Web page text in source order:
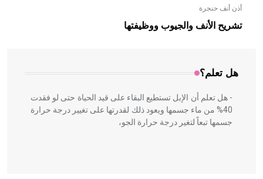
أذن أنف حنجرة
تشريح الأنف والجيوب ووظيفتها
هل تعلم؟
- هل تعلم أن الأبلق نوع من الفنون الهندسية التي ارتبطت
بالعمارة الإسلامية في بلاد الشام ومصر خاصة، حيث يحرص
المعمار على بناء مداميكه وخاصة في الواجهات
- هل تعلم أن الإبل تستطيع البقاء على قيد الحياة حتى لو فقدت
40% من ماء جسمها ويعود ذلك لقدرتها على تغيير درجة حرارة
جسمها تبعاً لتغير درجة حرارة الجو،